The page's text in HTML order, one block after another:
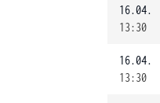
16.04.
13:30
16.04.
13:30